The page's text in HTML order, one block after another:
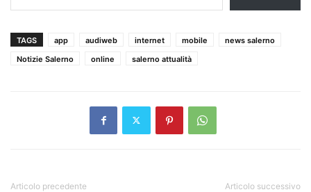
TAGS app audiweb internet mobile
news salerno
Notizie Salerno
online salerno attualità
Articolo precedente Articolo successivo